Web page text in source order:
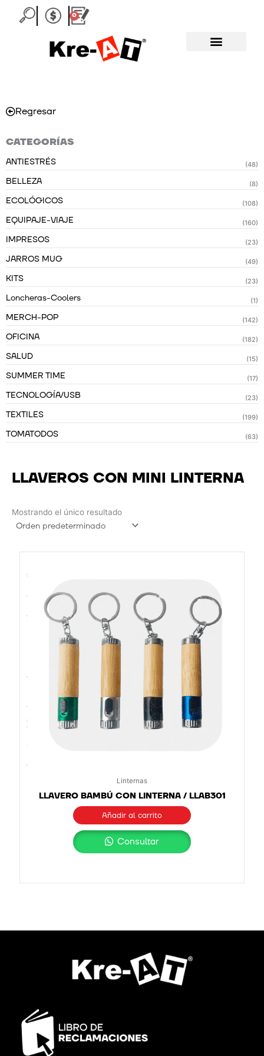
0
Carrito
Regresar
CATEGORÍAS
ANTIESTRÉS (48)
BELLEZA (8)
ECOLÓGICOS (108)
EQUIPAJE-VIAJE (160)
IMPRESOS (23)
JARROS MUG (49)
KITS (23)
Loncheras-Coolers (1)
MERCH-POP (142)
OFICINA (182)
SALUD (15)
SUMMER TIME (17)
TECNOLOGÍA/USB (23)
TEXTILES (199)
TOMATODOS (63)
LLAVEROS CON MINI LINTERNA
Mostrando el único resultado
Linternas
LLAVERO BAMBÚ CON LINTERNA / LLAB301
Añadir al carrito
Consultar